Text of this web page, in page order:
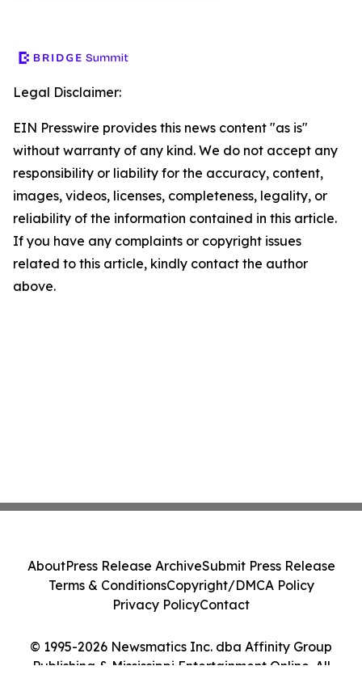
Legal Disclaimer:
EIN Presswire provides this news content "as is"
without warranty of any kind. We do not accept any
responsibility or liability for the accuracy, content,
images, videos, licenses, completeness, legality, or
reliability of the information contained in this article.
If you have any complaints or copyright issues
related to this article, kindly contact the author
above.
© 1995-2026 Newsmatics Inc. dba Affinity Group
Publishing & Mississippi Entertainment Online. All
AboutPress Release ArchiveSubmit Press Release
Terms & ConditionsCopyright/DMCA Policy
Privacy PolicyContact